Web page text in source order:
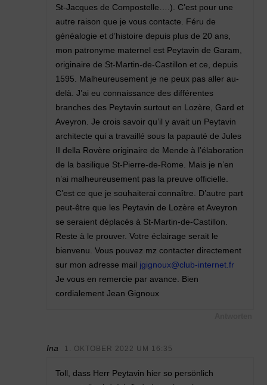
St-Jacques de Compostelle….). C’est pour une
autre raison que je vous contacte. Féru de
généalogie et d’histoire depuis plus de 20 ans,
mon patronyme maternel est Peytavin de Garam,
originaire de St-Martin-de-Castillon et ce, depuis
1595. Malheureusement je ne peux pas aller au-
delà. J’ai eu connaissance des différentes
branches des Peytavin surtout en Lozère, Gard et
Aveyron. Je crois savoir qu’il y avait un Peytavin
architecte qui a travaillé sous la papauté de Jules
II della Rovère originaire de Mende à l’élaboration
de la basilique St-Pierre-de-Rome. Mais je n’en
n’ai malheureusement pas la preuve officielle.
C’est ce que je souhaiterai connaître. D’autre part
peut-être que les Peytavin de Lozère et Aveyron
se seraient déplacés à St-Martin-de-Castillon.
Reste à le prouver. Votre éclairage serait le
bienvenu. Vous pouvez mz contacter directement
sur mon adresse mail jgignoux@club-internet.fr
Je vous en remercie par avance. Bien
cordialement Jean Gignoux
Ina 1. OKTOBER 2022 UM 16:35
Toll, dass Herr Peytavin hier so persönlich